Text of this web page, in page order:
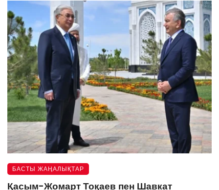
БАСТЫ ЖАҢАЛЫҚТАР
Қасым-Жомарт Тоқаев пен Шавкат